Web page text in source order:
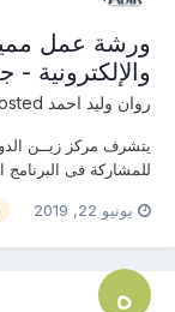
ورشة عمل
والإلكترونية -
روان وليد احمد
للمشاركة فى
التدريب : روان وليد
يونيو 22, 2019